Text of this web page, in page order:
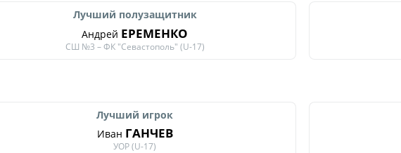
Лучший полузащитник
Андрей ЕРЕМЕНКО
СШ №3 – ФК "Севастополь" (U-17)
Лучший игрок
Иван ГАНЧЕВ
УОР (U-17)